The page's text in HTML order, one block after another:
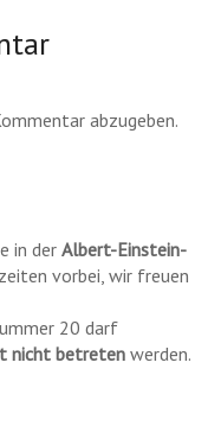
abzugeben.
in derAlbert-Einstein-
vorbei, wir freuen
20 darf
nicht betreten werden.